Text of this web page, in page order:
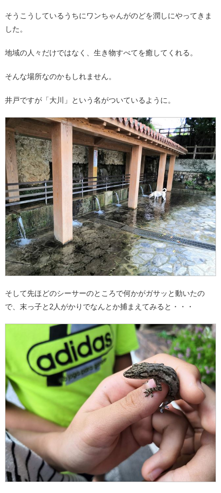
そうこうしているうちにワンちゃんがのどを潤しにやってきま
した。
地域の人々だけではなく、生き物すべてを癒してくれる。
そんな場所なのかもしれません。
井戸ですが「大川」という名がついているように。
そして先ほどのシーサーのところで何かがガサッと動いたの
で、末っ子と2人がかりでなんとか捕まえてみると・・・